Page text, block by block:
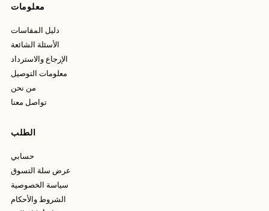
معلومات
دليل المقاسات
الأسئلة الشائعة
الإرجاع والاسترداد
معلومات التوصيل
من نحن
تواصل معنا
الطلب
حسابي
عرض سلة التسوق
سياسة الخصوصية
الشروط والأحكام